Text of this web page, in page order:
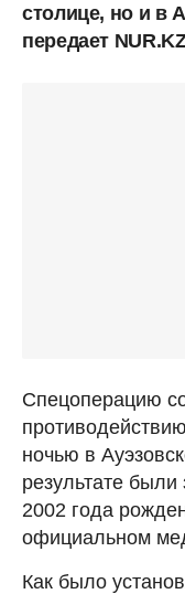
столице, но и в
передает
Спецоперацию
ночью в
результате
2002 года
официальном
Как было